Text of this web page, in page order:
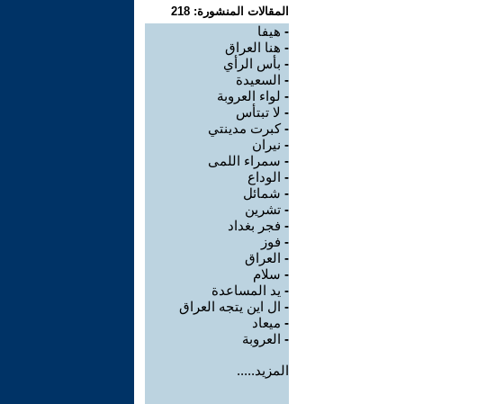
المقالات المنشورة: 218
- هيفا
- هنا العراق
- بأس الرأي
- السعيدة
- لواء العروبة
- لا تبتأس
-كبرت مدينتي
- نيران
- سمراء اللمى
- الوداع
- شمائل
- تشرين
- فجر بغداد
- فوز
- العراق
- سلام
- يد المساعدة
- ال اين يتجه العراق
- ميعاد
- العروبة
المزيد.....